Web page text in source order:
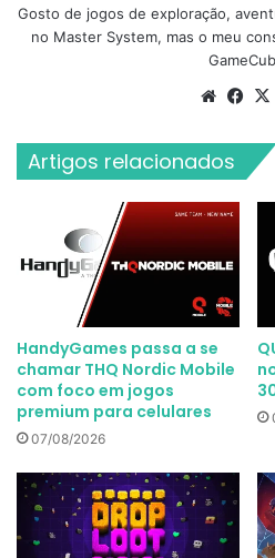
Gosto de jogos de exploração,
no Master System, mas o meu
Artigos relacionados
HandyGames passa a se
chamar THQ Nordic Mobile
com foco em jogos
premium para celulares
07/08/2026